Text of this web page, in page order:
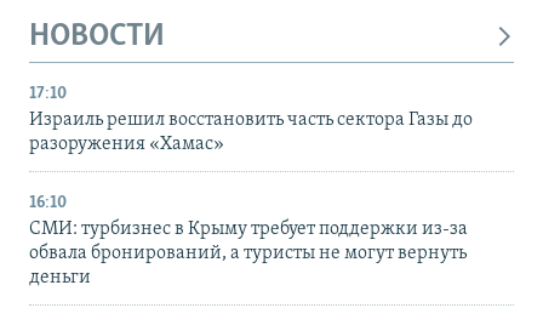
НОВОСТИ
17:10
Израиль решил восстановить часть сектора Газы до
разоружения «Хамас»
16:10
СМИ: турбизнес в Крыму требует поддержки из-за
обвала бронирований, а туристы не могут вернуть
деньги